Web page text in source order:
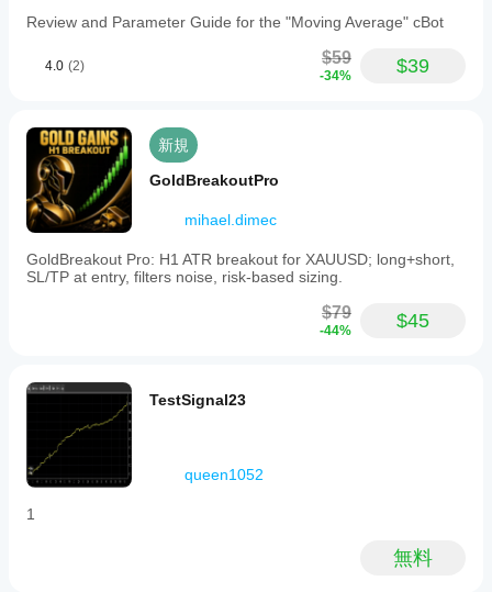
Review and Parameter Guide for the "Moving Average" cBot
4.0 (2) $59
-34% $39
新規
GoldBreakoutPro
mihael.dimec
GoldBreakout Pro: H1 ATR breakout for XAUUSD; long+short,
SL/TP at entry, filters noise, risk-based sizing.
$79
-44% $45
TestSignal23
queen1052
1
無料